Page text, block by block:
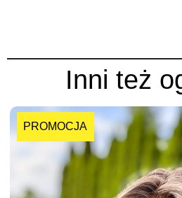
Inni też
PROMOCJA